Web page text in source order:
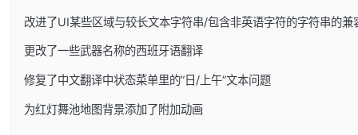
改进了UI某些区域与较长文本字符串/包含非英语字符的字符串的兼
更改了一些武器名称的西班牙语翻译
修复了中文翻译中状态菜单里的”日/上午”文本问题
为红灯舞池地图背景添加了附加动画